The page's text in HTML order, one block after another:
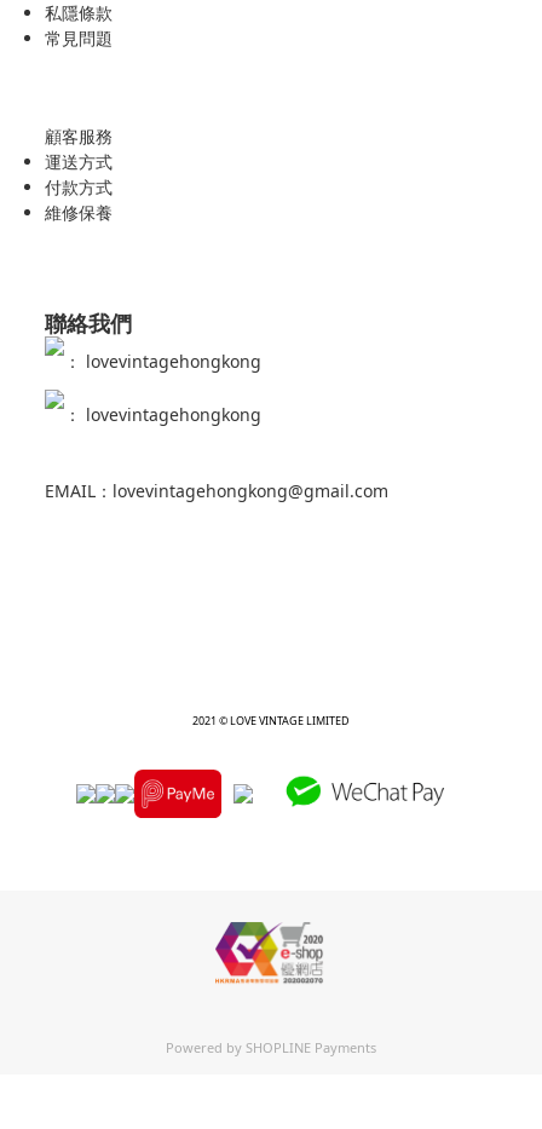
私隱條款
常見問題
顧客服務
運送方式
付款方式
維修保養
聯絡我們
： lovevintagehongkong
： lovevintagehongkong
EMAIL：lovevintagehongkong@gmail.com
2021 © LOVE VINTAGE LIMITED
Powered by SHOPLINE Payments